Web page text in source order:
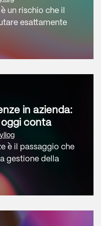
un rischio che il
esattamente
in azienda:
conta
è il passaggio che
gestione della